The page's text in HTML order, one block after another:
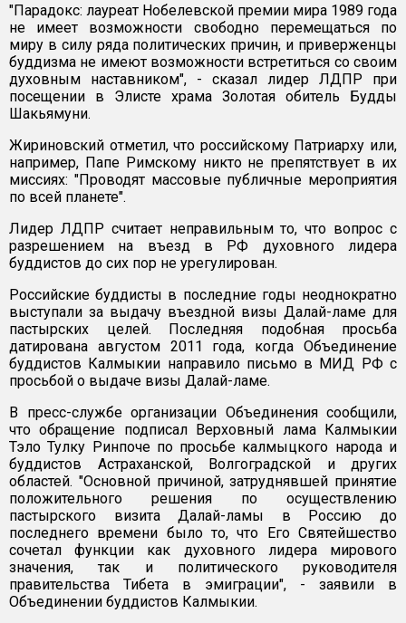
"Парадокс: лауреат Нобелевской премии мира 1989 года
не имеет возможности свободно перемещаться по
миру в силу ряда политических причин, и приверженцы
буддизма не имеют возможности встретиться со своим
духовным наставником", - сказал лидер ЛДПР при
посещении в Элисте храма Золотая обитель Будды
Шакьямуни.
Жириновский отметил, что российскому Патриарху или,
например, Папе Римскому никто не препятствует в их
миссиях: "Проводят массовые публичные мероприятия
по всей планете".
Лидер ЛДПР считает неправильным то, что вопрос с
разрешением на въезд в РФ духовного лидера
буддистов до сих пор не урегулирован.
Российские буддисты в последние годы неоднократно
выступали за выдачу въездной визы Далай-ламе для
пастырских целей. Последняя подобная просьба
датирована августом 2011 года, когда Объединение
буддистов Калмыкии направило письмо в МИД РФ с
просьбой о выдаче визы Далай-ламе.
В пресс-службе организации Объединения сообщили,
что обращение подписал Верховный лама Калмыкии
Тэло Тулку Ринпоче по просьбе калмыцкого народа и
буддистов Астраханской, Волгоградской и других
областей. "Основной причиной, затруднявшей принятие
положительного решения по осуществлению
пастырского визита Далай-ламы в Россию до
последнего времени было то, что Его Святейшество
сочетал функции как духовного лидера мирового
значения, так и политического руководителя
правительства Тибета в эмиграции", - заявили в
Объединении буддистов Калмыкии.